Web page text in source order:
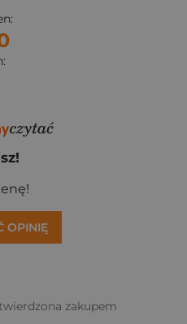
OPINIĘ
zakupem